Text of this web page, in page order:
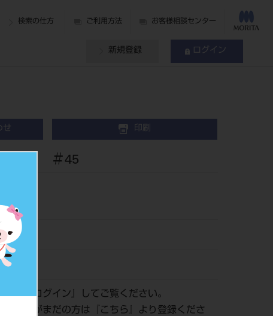
検索の仕方 ご利用方法 お客様相談センター
新規登録 ログイン
せ 印刷
6入 ＃45
認は『ログイン 』してご覧ください。
員登録がまだの方は『
こちら
』より登録くださ